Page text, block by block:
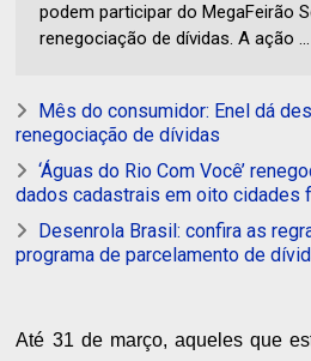
podem participar do MegaFeirão
renegociação de dívidas. A ação ...
Mês do consumidor: Enel dá
renegociação de dívidas
‘Águas do Rio Com Você’
dados cadastrais em oito cidades
Desenrola Brasil: confira as
programa de parcelamento de
Até 31 de março, aqueles que